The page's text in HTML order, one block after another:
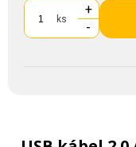
ks
+
-